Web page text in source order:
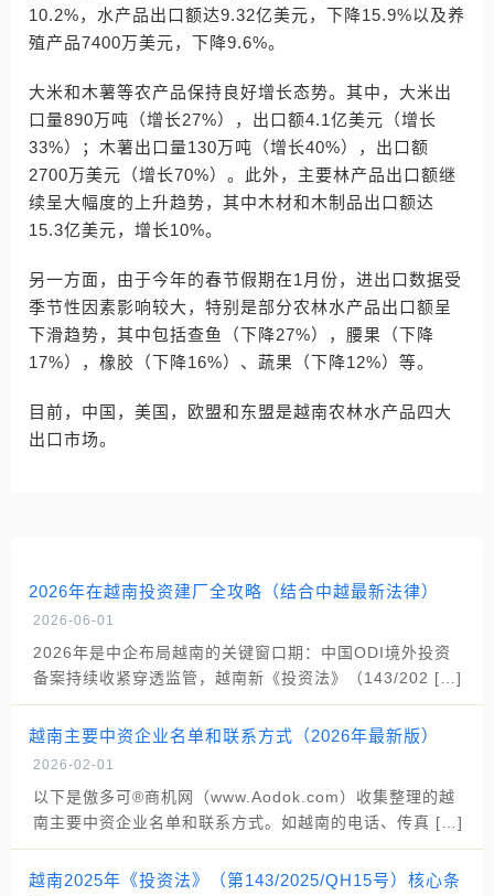
10.2%，水产品出口额达9.32亿美元，下降15.9%以及养
殖产品7400万美元，下降9.6%。
大米和木薯等农产品保持良好增长态势。其中，大米出
口量890万吨（增长27%），出口额4.1亿美元（增长
33%）；木薯出口量130万吨（增长40%），出口额
2700万美元（增长70%）。此外，主要林产品出口额继
续呈大幅度的上升趋势，其中木材和木制品出口额达
15.3亿美元，增长10%。
另一方面，由于今年的春节假期在1月份，进出口数据受
季节性因素影响较大，特别是部分农林水产品出口额呈
下滑趋势，其中包括查鱼（下降27%），腰果（下降
17%），橡胶（下降16%）、蔬果（下降12%）等。
目前，中国，美国，欧盟和东盟是越南农林水产品四大
出口市场。
2026年在越南投资建厂全攻略（结合中越最新法律）
2026-06-01
2026年是中企布局越南的关键窗口期：中国ODI境外投资
备案持续收紧穿透监管，越南新《投资法》（143/202 […]
越南主要中资企业名单和联系方式（2026年最新版）
2026-02-01
以下是傲多可®商机网（www.Aodok.com）收集整理的越
南主要中资企业名单和联系方式。如越南的电话、传真 […]
越南2025年《投资法》（第143/2025/QH15号）核心条